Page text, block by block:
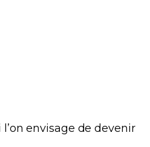
envisage de devenir